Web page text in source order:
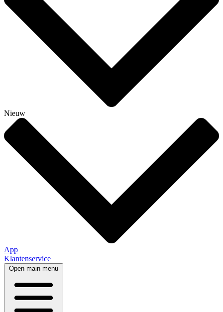
Nieuw
App
Klantenservice
Open main menu